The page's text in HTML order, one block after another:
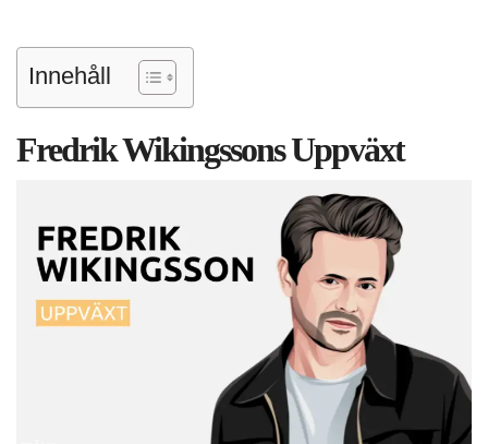
Innehåll
Fredrik Wikingssons Uppväxt